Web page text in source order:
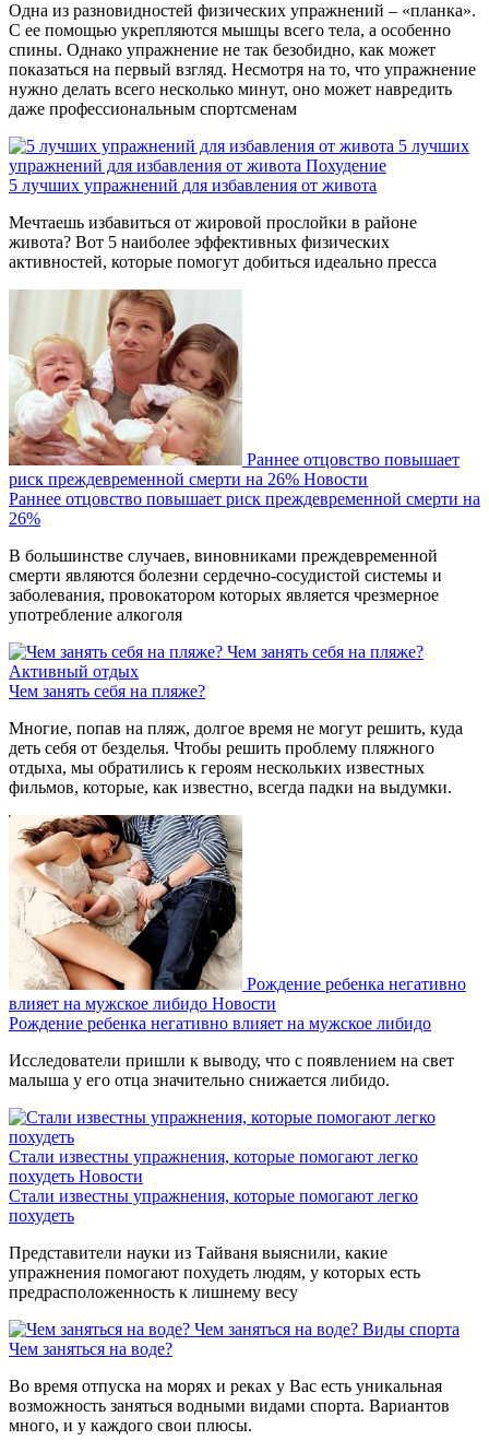
Одна из разновидностей физических упражнений – «планка».
С ее помощью укрепляются мышцы всего тела, а особенно
спины. Однако упражнение не так безобидно, как может
показаться на первый взгляд. Несмотря на то, что упражнение
нужно делать всего несколько минут, оно может навредить
даже профессиональным спортсменам
5 лучших
упражнений для избавления от живота Похудение
5 лучших упражнений для избавления от живота
Мечтаешь избавиться от жировой прослойки в районе
живота? Вот 5 наиболее эффективных физических
активностей, которые помогут добиться идеально пресса
Раннее отцовство повышает
риск преждевременной смерти на 26% Новости
Раннее отцовство повышает риск преждевременной смерти на
26%
В большинстве случаев, виновниками преждевременной
смерти являются болезни сердечно-сосудистой системы и
заболевания, провокатором которых является чрезмерное
употребление алкоголя
Чем занять себя на пляже?
Активный отдых
Чем занять себя на пляже?
Многие, попав на пляж, долгое время не могут решить, куда
деть себя от безделья. Чтобы решить проблему пляжного
отдыха, мы обратились к героям нескольких известных
фильмов, которые, как известно, всегда падки на выдумки.
Рождение ребенка негативно
влияет на мужское либидо Новости
Рождение ребенка негативно влияет на мужское либидо
Исследователи пришли к выводу, что с появлением на свет
малыша у его отца значительно снижается либидо.
Стали известны упражнения, которые помогают легко
похудеть Новости
Стали известны упражнения, которые помогают легко
похудеть
Представители науки из Тайваня выяснили, какие
упражнения помогают похудеть людям, у которых есть
предрасположенность к лишнему весу
Чем заняться на воде? Виды спорта
Чем заняться на воде?
Во время отпуска на морях и реках у Вас есть уникальная
возможность заняться водными видами спорта. Вариантов
много, и у каждого свои плюсы.